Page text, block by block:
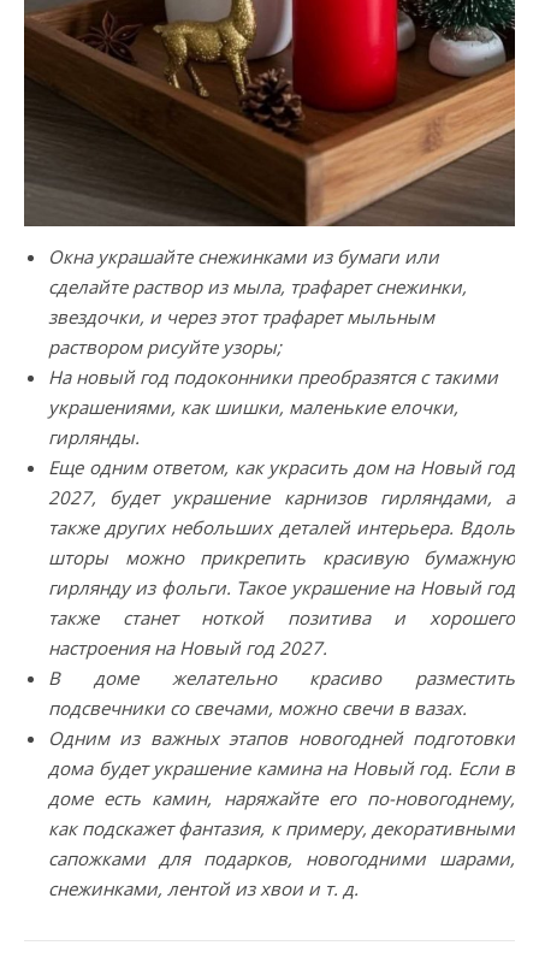
Окна украшайте снежинками из бумаги или
сделайте раствор из мыла, трафарет снежинки,
звездочки, и через этот трафарет мыльным
раствором рисуйте узоры;
На новый год подоконники преобразятся с такими
украшениями, как шишки, маленькие елочки,
гирлянды.
Еще одним ответом, как украсить дом на Новый год
2027, будет украшение карнизов гирляндами, а
также других небольших деталей интерьера. Вдоль
шторы можно прикрепить красивую бумажную
гирлянду из фольги. Такое украшение на Новый год
также станет ноткой позитива и хорошего
настроения на Новый год 2027.
В доме желательно красиво разместить
подсвечники со свечами, можно свечи в вазах.
Одним из важных этапов новогодней подготовки
дома будет украшение камина на Новый год. Если в
доме есть камин, наряжайте его по-новогоднему,
как подскажет фантазия, к примеру, декоративными
сапожками для подарков, новогодними шарами,
снежинками, лентой из хвои и т. д.